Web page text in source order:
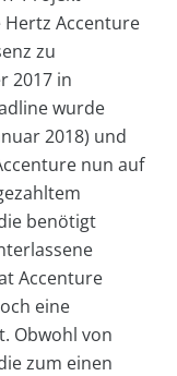
Hertz Accenture
zu
2017 in
wurde
2018) und
nun auf
benötigt
Accenture
eine
Obwohl von
zum einen